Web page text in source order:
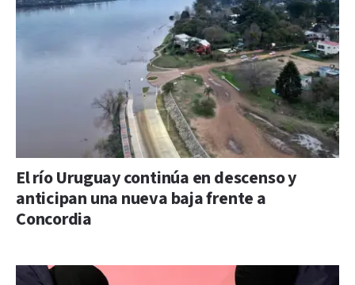
El río Uruguay continúa en descenso y
anticipan una nueva baja frente a
Concordia